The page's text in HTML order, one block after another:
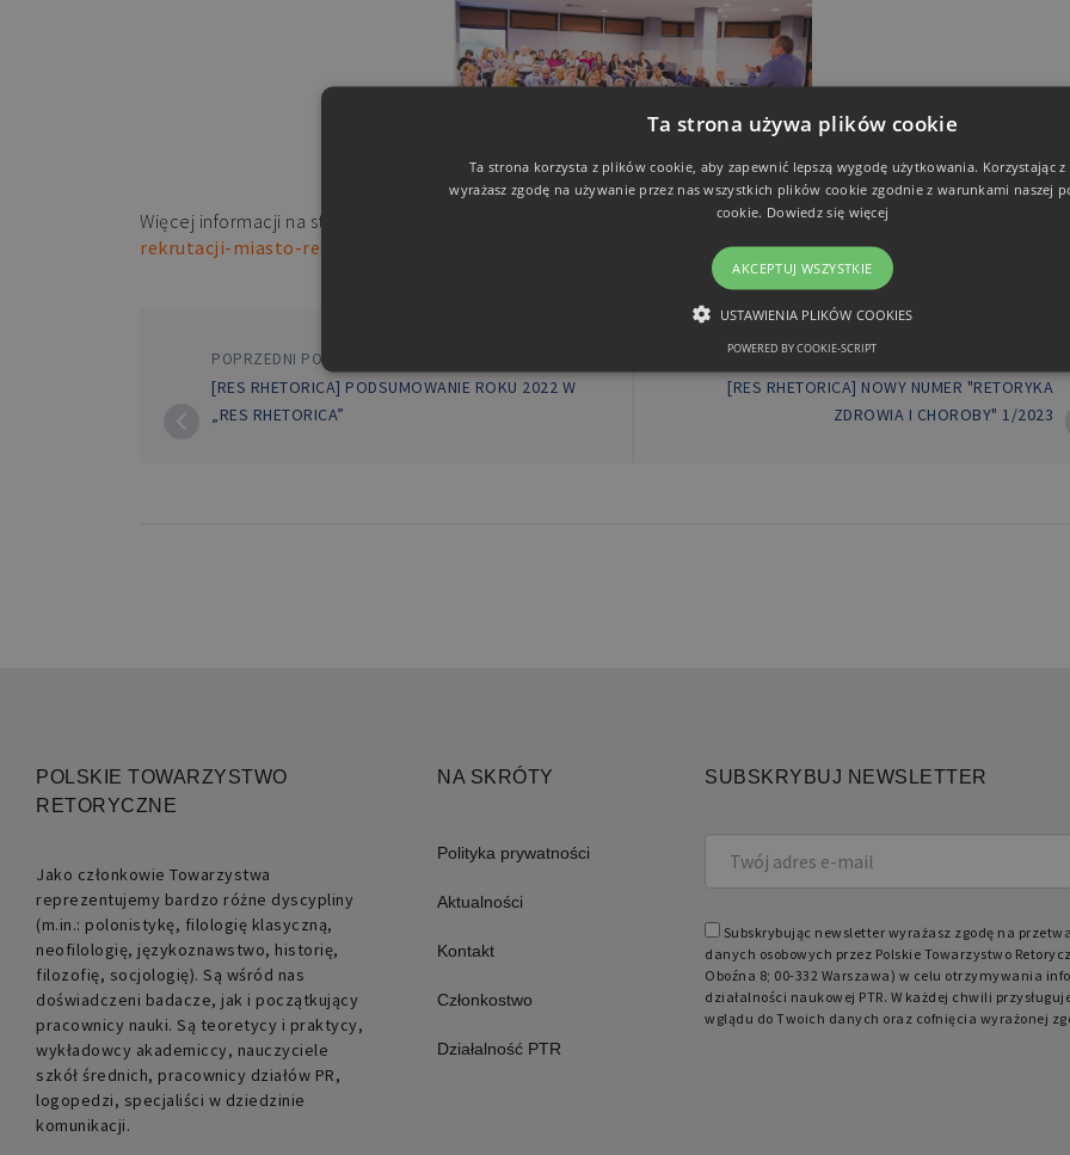
Więcej informacji na stronie wydarzenia:
https://www.prom.edu.pl/konferencje/10-konferencje/118-
rekrutacji-miasto-region-swiat
POPRZEDNI POST
[RES RHETORICA] PODSUMOWANIE ROKU 2022 W
„RES RHETORICA”
[RES RHETORICA] NOWY NUMER "RETORYKA
ZDROWIA I CHOROBY" 1/2023
POLSKIE TOWARZYSTWO
RETORYCZNE
Jako członkowie Towarzystwa
reprezentujemy bardzo różne dyscypliny
(m.in.: polonistykę, filologię klasyczną,
neofilologię, językoznawstwo, historię,
filozofię, socjologię). Są wśród nas
doświadczeni badacze, jak i początkujący
pracownicy nauki. Są teoretycy i praktycy,
wykładowcy akademiccy, nauczyciele
szkół średnich, pracownicy działów PR,
logopedzi, specjaliści w dziedzinie
komunikacji.
NA SKRÓTY
Polityka prywatności
Aktualności
Kontakt
Członkostwo
Działalność PTR
SUBSKRYBUJ NEWSLETTER
Subskrybując newsletter wyrażasz zgodę na
danych osobowych przez Polskie Towarzystwo
Oboźna 8; 00-332 Warszawa) w celu otrzymywania
działalności naukowej PTR. W każdej chwili
wglądu do Twoich danych oraz cofnięcia wyrażonej
Ta strona używa plików cookie
Ta strona korzysta z plików cookie, aby zapewnić lepszą wygodę użytkowania. Korzystając z
wyrażasz zgodę na używanie przez nas wszystkich plików cookie zgodnie z warunkami naszej
cookie. Dowiedz się więcej
AKCEPTUJ WSZYSTKIE
USTAWIENIA PLIKÓW COOKIES
1 rok
Do
POWERED BY COOKIE-SCRIPT